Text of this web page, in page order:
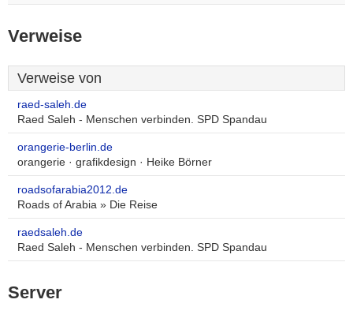
Verweise
Verweise von
raed-saleh.de
Raed Saleh - Menschen verbinden. SPD Spandau
orangerie-berlin.de
orangerie · grafikdesign · Heike Börner
roadsofarabia2012.de
Roads of Arabia » Die Reise
raedsaleh.de
Raed Saleh - Menschen verbinden. SPD Spandau
Server